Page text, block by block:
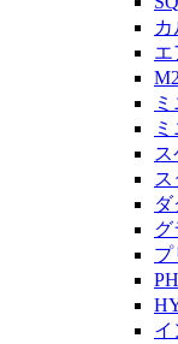
エ
グ
プ
イ